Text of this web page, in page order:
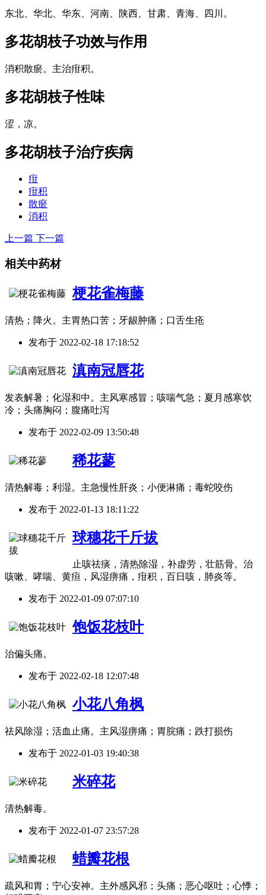
东北、华北、华东、河南、陕西、甘肃、青海、四川。
多花胡枝子功效与作用
消积散瘀。主治疳积。
多花胡枝子性味
涩，凉。
多花胡枝子治疗疾病
疳
疳积
散瘀
消积
上一篇 下一篇
相关中药材
梗花雀梅藤
清热；降火。主胃热口苦；牙龈肿痛；口舌生疮
发布于 2022-02-18 17:18:52
滇南冠唇花
发表解暑；化湿和中。主风寒感冒；咳喘气急；夏月感寒饮
冷；头痛胸闷；腹痛吐泻
发布于 2022-02-09 13:50:48
稀花蓼
清热解毒；利湿。主急慢性肝炎；小便淋痛；毒蛇咬伤
发布于 2022-01-13 18:11:22
球穗花千斤拔
止咳祛痰，清热除湿，补虚劳，壮筋骨。治
咳嗽、哮喘、黄疸，风湿痹痛，疳积，百日咳，肺炎等。
发布于 2022-01-09 07:07:10
饱饭花枝叶
治偏头痛。
发布于 2022-02-18 12:07:48
小花八角枫
祛风除湿；活血止痛。主风湿痹痛；胃脘痛；跌打损伤
发布于 2022-01-03 19:40:38
米碎花
清热解毒。
发布于 2022-01-07 23:57:28
蜡瓣花根
疏风和胃；宁心安神。主外感风邪；头痛；恶心呕吐；心悸；